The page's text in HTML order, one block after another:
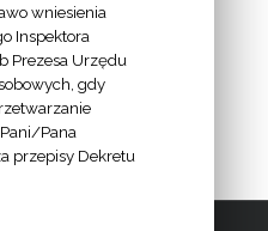
MIĘDZY
Z KOŚCIOŁA – LINK
wniesienia
Inspektora
Prezesa Urzędu
gdy
Pana
przepisy Dekretu